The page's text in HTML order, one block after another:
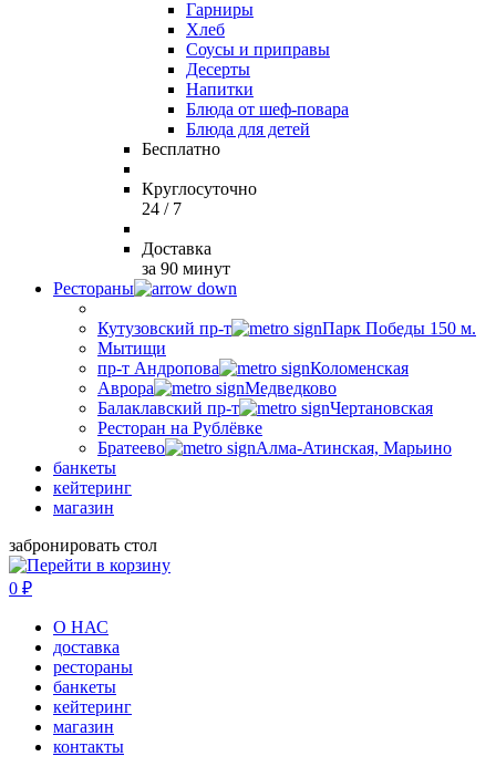
Гарниры
Хлеб
Соусы и приправы
Десерты
Напитки
Блюда от шеф-повара
Блюда для детей
Бесплатно
Круглосуточно
24 / 7
Доставка
за 90 минут
Рестораны
Кутузовский пр-т
Парк Победы 150 м.
Мытищи
пр-т Андропова
Коломенская
Аврора
Медведково
Балаклавский пр-т
Чертановская
Ресторан на Рублёвке
Братеево
Алма-Атинская, Марьино
банкеты
кейтеринг
магазин
забронировать стол
0 ₽
О НАС
доставка
рестораны
банкеты
кейтеринг
магазин
контакты